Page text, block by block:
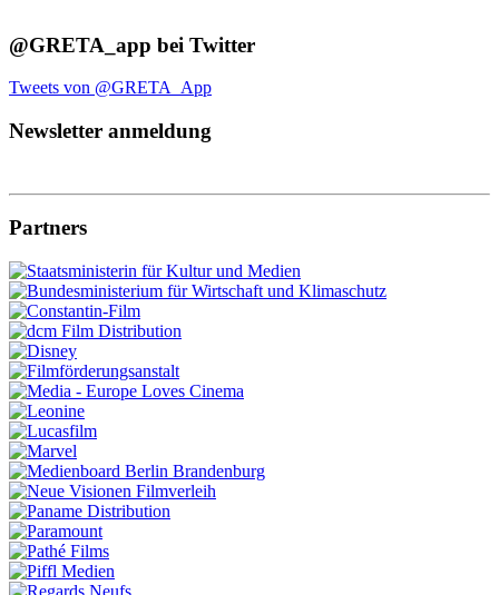
@GRETA_app bei Twitter
Tweets von @GRETA_App
Newsletter anmeldung
Partners